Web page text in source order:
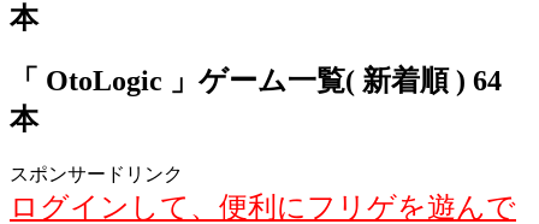
本
「 OtoLogic 」ゲーム一覧( 新着順 ) 64
本
スポンサードリンク
ログインして、便利にフリゲを遊んで